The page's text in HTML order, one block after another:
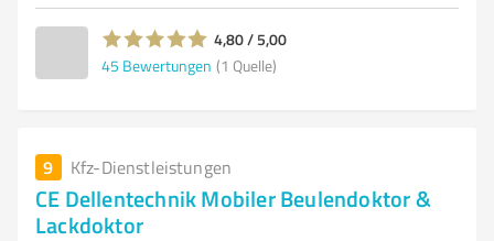
4,80 / 5,00
45 Bewertungen (1 Quelle)
9 Kfz-Dienstleistungen
CE Dellentechnik Mobiler Beulendoktor &
Lackdoktor